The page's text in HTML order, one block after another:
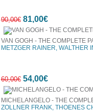
90,00€ 81,00€
VAN GOGH - THE COMPLETE
METZGER RAINER, WALTHER
60,00€ 54,00€
MICHELANGELO - THE
ZOLLNER FRANK, THOENES